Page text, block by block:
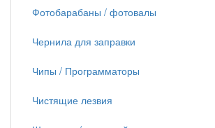
Фотобарабаны / фотовалы
Чернила для заправки
Чипы / Программаторы
Чистящие лезвия